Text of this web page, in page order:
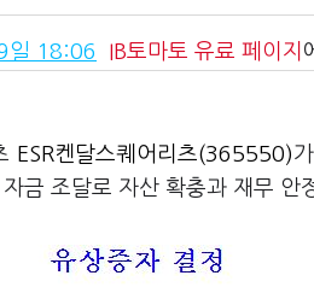
일 18:06 IB토마토 유료 페이지
ESR켄달스퀘어리츠(365550)
금 조달로 자산 확충과 재무 안